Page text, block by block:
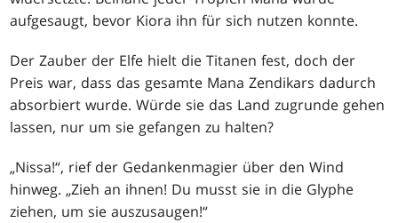
aufgesaugt, bevor Kiora ihn für sich nutzen konnte.
Der Zauber der Elfe hielt die Titanen fest, doch der
Preis war, dass das gesamte Mana Zendikars dadurch
absorbiert wurde. Würde sie das Land zugrunde gehen
lassen, nur um sie gefangen zu halten?
„Nissa!“, rief der Gedankenmagier über den Wind
hinweg. „Zieh an ihnen! Du musst sie in die Glyphe
ziehen, um sie auszusaugen!“